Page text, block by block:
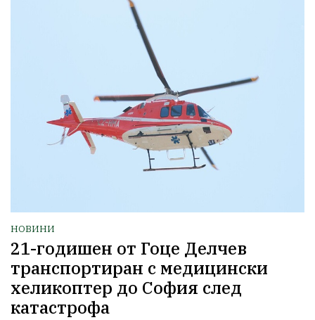
НОВИНИ
21-годишен от Гоце Делчев
транспортиран с медицински
хеликоптер до София след
катастрофа